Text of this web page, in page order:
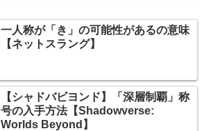
一人称が「き」の可能性があるの意味
【ネットスラング】
【シャドバビヨンド】「深層制覇」称
号の入手方法【Shadowverse:
Worlds Beyond】